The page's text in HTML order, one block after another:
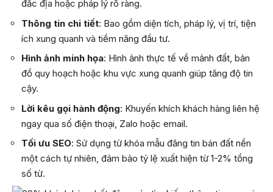
đắc địa hoặc pháp lý rõ ràng.
Thông tin chi tiết: Bao gồm diện tích, pháp lý, vị trí, tiện
ích xung quanh và tiềm năng đầu tư.
Hình ảnh minh họa: Hình ảnh thực tế về mảnh đất, bản
đồ quy hoạch hoặc khu vực xung quanh giúp tăng độ tin
cậy.
Lời kêu gọi hành động: Khuyến khích khách hàng liên hệ
ngay qua số điện thoại, Zalo hoặc email.
Tối ưu SEO: Sử dụng từ khóa mẫu đăng tin bán đất nền
một cách tự nhiên, đảm bảo tỷ lệ xuất hiện từ 1-2% tổng
số từ.